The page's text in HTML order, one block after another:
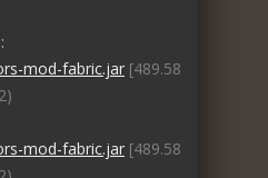
mod-fabric.jar [489.58
mod-fabric.jar [489.58